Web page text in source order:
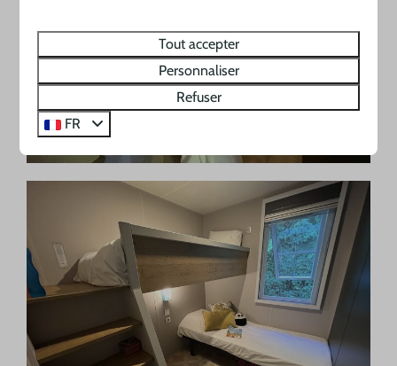
Tout accepter
Personnaliser
Refuser
FR